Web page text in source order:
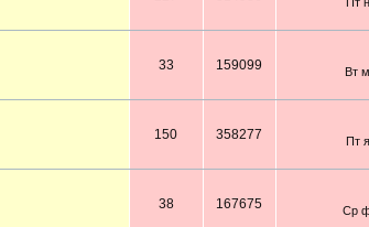
33 159099
Вт
150 358277
Пт
38 167675
Ср